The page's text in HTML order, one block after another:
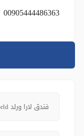
00905444486363